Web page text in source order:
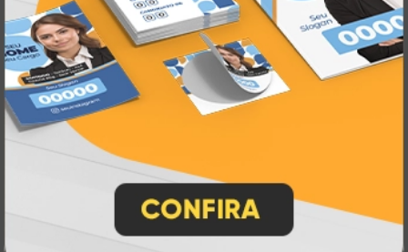
Tecnologia de Ponta em Impressão
Personalizada
Na Atual Card
, você tem total liberdade para
enviar sua arte nos principais formatos dos
CorelDRAW (CDR), Photoshop (PSD) e
Illustrator (AI)
impressão PDF/X-4. E se preferir criar no
Canva
, basta salvar em um dos formatos
disponíveis na plataforma e enviar seus
arquivos. Aproveite mais essa facilidade para